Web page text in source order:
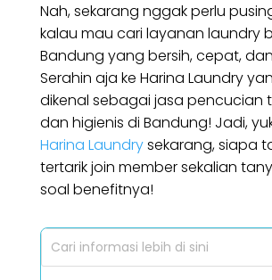
Nah, sekarang nggak perlu
kalau mau cari layanan laundry
Bandung yang bersih, cepat,
Serahin aja ke Harina Laundry
dikenal sebagai jasa pencucian
dan higienis di Bandung! Jadi,
Harina Laundrysekarang, siapa
tertarik join member sekalian
soal benefitnya!